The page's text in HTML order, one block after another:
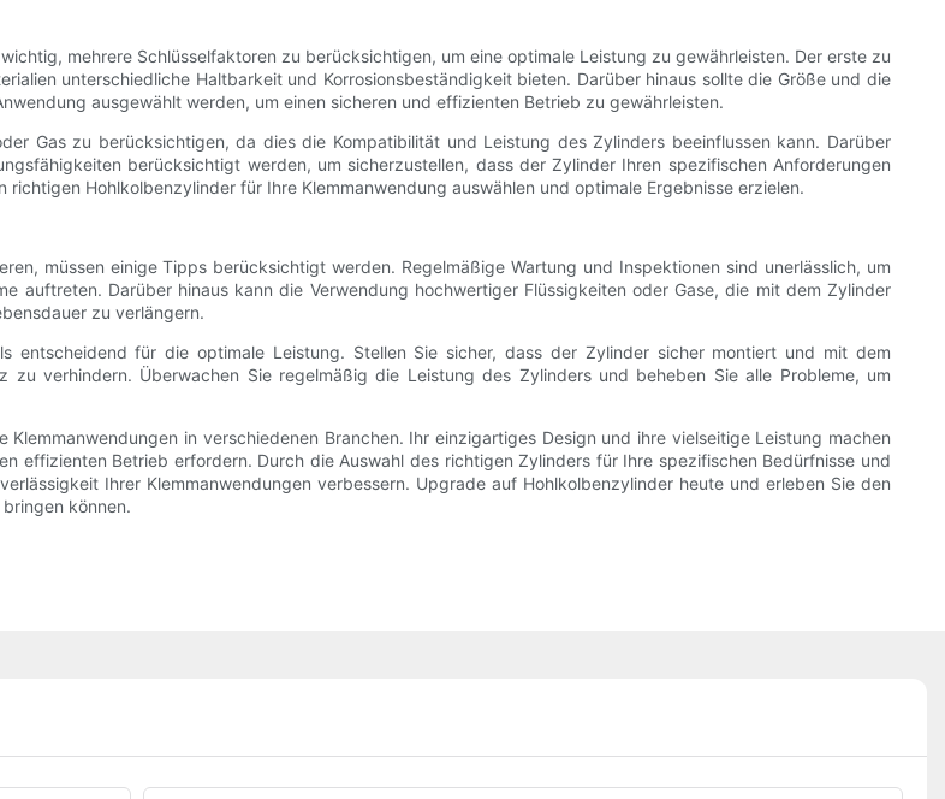
mehrere Schlüsselfaktoren zu berücksichtigen, um eine optimale Leistung zu gewährleisten. Der erste zu
unterschiedliche Haltbarkeit und Korrosionsbeständigkeit bieten. Darüber hinaus sollte die Größe und die
ausgewählt werden, um einen sicheren und effizienten Betrieb zu gewährleisten.
Gas zu berücksichtigen, da dies die Kompatibilität und Leistung des Zylinders beeinflussen kann. Darüber
berücksichtigt werden, um sicherzustellen, dass der Zylinder Ihren spezifischen Anforderungen
Hohlkolbenzylinder für Ihre Klemmanwendung auswählen und optimale Ergebnisse erzielen.
müssen einige Tipps berücksichtigt werden. Regelmäßige Wartung und Inspektionen sind unerlässlich, um
auftreten. Darüber hinaus kann die Verwendung hochwertiger Flüssigkeiten oder Gase, die mit dem Zylinder
zu verlängern.
entscheidend für die optimale Leistung. Stellen Sie sicher, dass der Zylinder sicher montiert und mit dem
zu verhindern. Überwachen Sie regelmäßig die Leistung des Zylinders und beheben Sie alle Probleme, um
in verschiedenen Branchen. Ihr einzigartiges Design und ihre vielseitige Leistung machen
effizienten Betrieb erfordern. Durch die Auswahl des richtigen Zylinders für Ihre spezifischen Bedürfnisse und
Ihrer Klemmanwendungen verbessern. Upgrade auf Hohlkolbenzylinder heute und erleben Sie den
können.